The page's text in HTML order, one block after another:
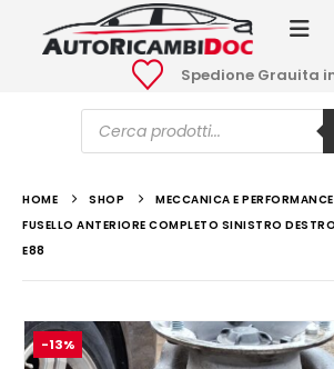
Spedione Grauita
Ricerca
prodotti
HOME SHOP
MECCANICA E PERFORMANCE
FUSELLO ANTERIORE COMPLETO SINISTRO
E88
-13%